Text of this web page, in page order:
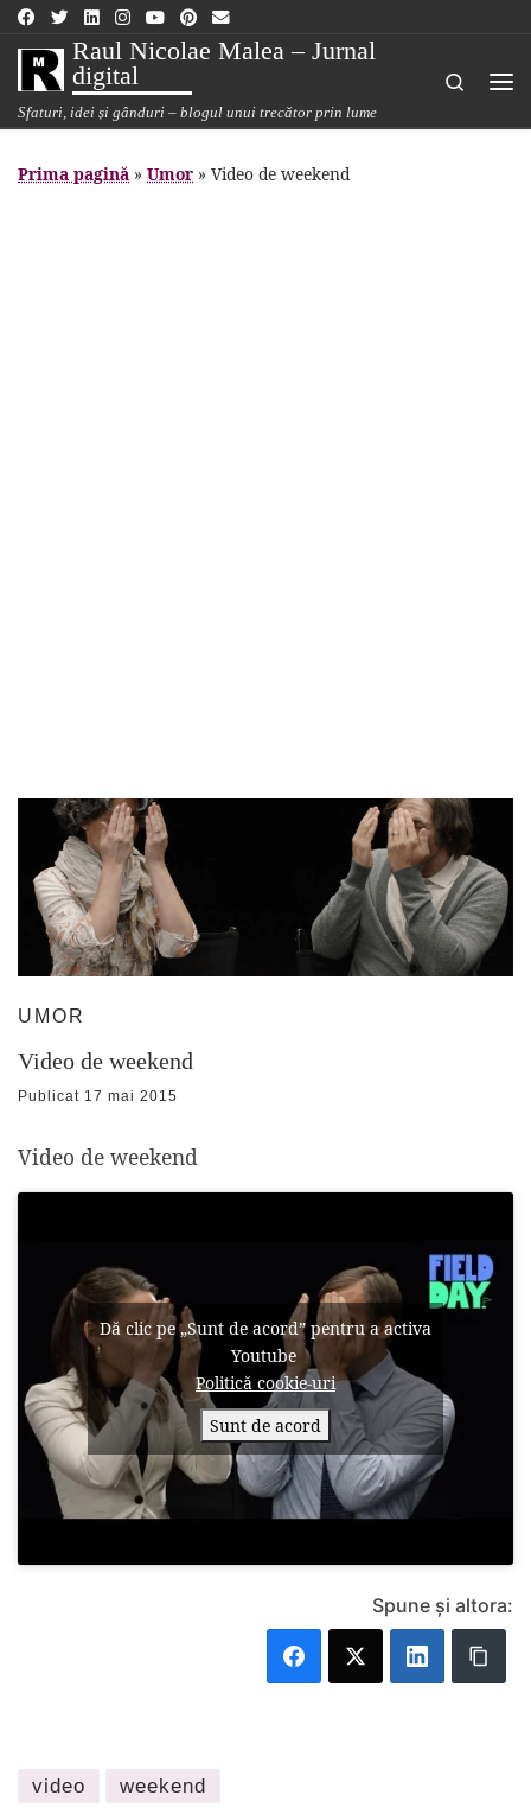
Raul Nicolae Malea – Jurnal
digital
Sfaturi, idei și gânduri – blogul unui trecător prin lume
Search
Prima pagină » Umor » Video de weekend
UMOR
Video de weekend
Publicat 17 mai 2015
Video de weekend
Dă clic pe „Sunt de acord” pentru a activa
Youtube
Politică cookie-uri
Sunt de acord
Spune și altora:
video weekend